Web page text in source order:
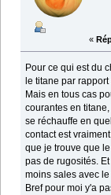
«
Pour ce qui est du
le titane par
Mais en tous cas
courantes en
se réchauffe en
contact est
que je trouve que
pas de rugosités.
moins sales avec
Bref pour moi y'a